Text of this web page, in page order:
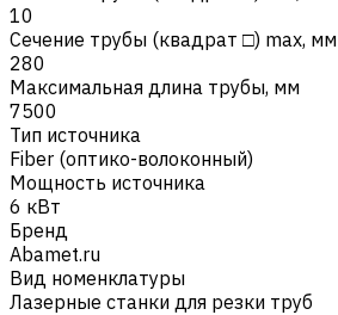
10
Сечение трубы (квадрат □) max, мм
280
Максимальная длина трубы, мм
7500
Тип источника
Fiber (оптико-волоконный)
Мощность источника
6 кВт
Бренд
Abamet.ru
Вид номенклатуры
Лазерные станки для резки труб